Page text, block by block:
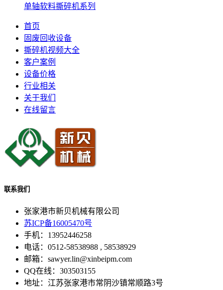
单轴软料撕碎机系列
首页
固废回收设备
撕碎机视频大全
客户案例
设备价格
行业相关
关于我们
在线留言
联系我们
张家港市新贝机械有限公司
苏ICP备16005470号
手机：13952446258
电话：0512-58538988 , 58538929
邮箱：sawyer.lin@xinbeipm.com
QQ在线：303503155
地址：江苏张家港市常阴沙镇常顺路3号